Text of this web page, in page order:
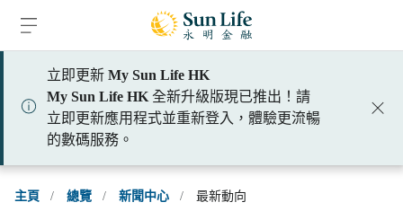
立即更新 My Sun Life HK
My Sun Life HK 全新升級版現已推出！請
立即更新應用程式並重新登入，體驗更流暢
的數碼服務。
主頁 / 總覽 / 新聞中心 / 最新動向